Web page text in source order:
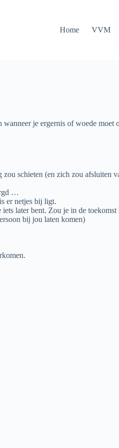
Home VVM
je ergernis of woede
zou schieten (en zich zou afsluiten
…
er netjes bij ligt.
later bent. Zou je in de toekomst
bij jou laten komen)